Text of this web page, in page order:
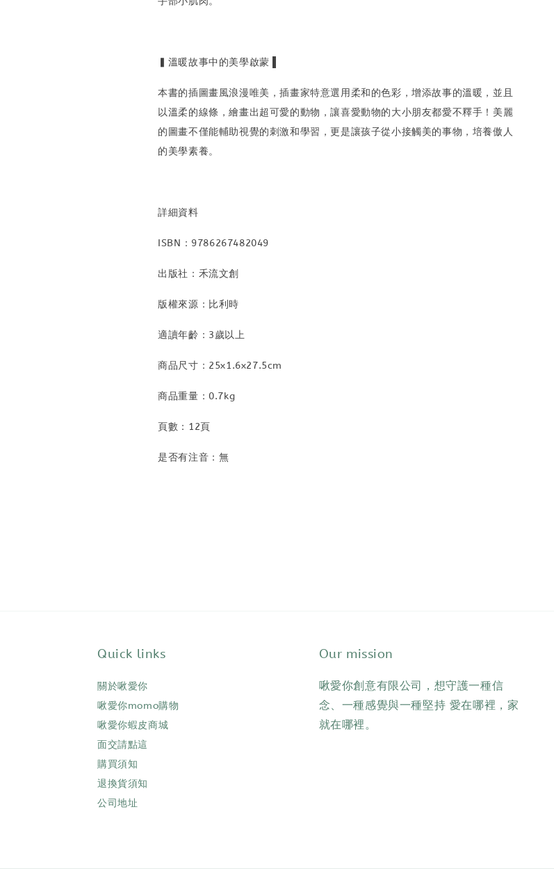
▍溫暖故事中的美學啟蒙 ▌
本書的插圖畫風浪漫唯美，插畫家特意選用柔和的色彩，增添故事的溫暖，並且
以溫柔的線條，繪畫出超可愛的動物，讓喜愛動物的大小朋友都愛不釋手！美麗
的圖畫不僅能輔助視覺的刺激和學習，更是讓孩子從小接觸美的事物，培養傲人
的美學素養。
詳細資料
ISBN：9786267482049
出版社：禾流文創
版權來源：比利時
適讀年齡：3歲以上
商品尺寸：25x1.6x27.5cm
商品重量：0.7kg
頁數：12頁
是否有注音：無
Quick links
關於啾愛你
啾愛你momo購物
啾愛你蝦皮商城
面交請點這
購買須知
退換貨須知
公司地址
Our mission
啾愛你創意有限公司，想守護一種信
念、一種感覺與一種堅持 愛在哪裡，家
就在哪裡。